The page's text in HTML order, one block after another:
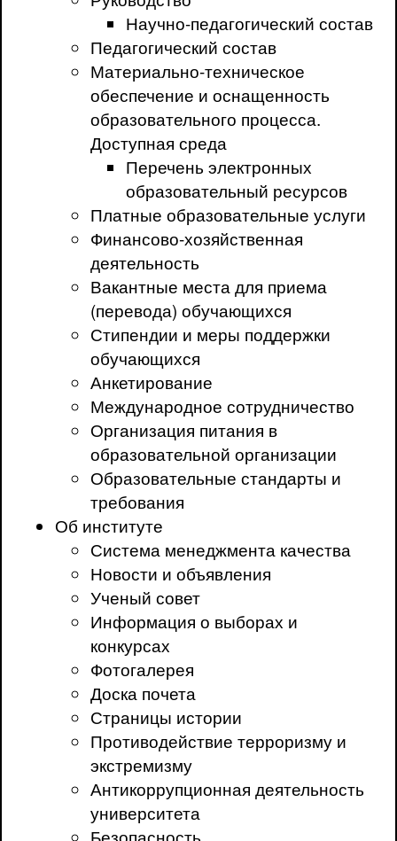
Научно-педагогический состав
Педагогический состав
Материально-техническое
обеспечение и оснащенность
образовательного процесса.
Доступная среда
Перечень электронных
образовательный ресурсов
Платные образовательные услуги
Финансово-хозяйственная
деятельность
Вакантные места для приема
(перевода) обучающихся
Стипендии и меры поддержки
обучающихся
Анкетирование
Международное сотрудничество
Организация питания в
образовательной организации
Образовательные стандарты и
требования
Об институте
Система менеджмента качества
Новости и объявления
Ученый совет
Информация о выборах и
конкурсах
Фотогалерея
Доска почета
Страницы истории
Противодействие терроризму и
экстремизму
Антикоррупционная деятельность
университета
Безопасность